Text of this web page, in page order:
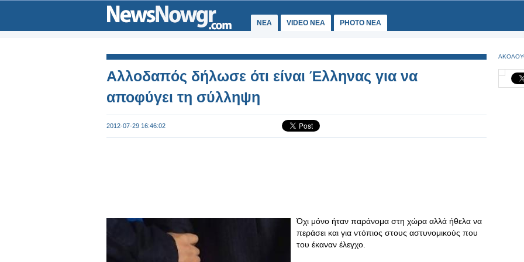
ΝΕΑ VIDEO NEA PHOTO NEA
Αλλοδαπός δήλωσε ότι είναι Έλληνας για να
αποφύγει τη σύλληψη
2012-07-29 16:46:02
Όχι μόνο ήταν παράνομα στη χώρα αλλά ήθελα να
περάσει και για ντόπιος στους αστυνομικούς που
του έκαναν έλεγχο.